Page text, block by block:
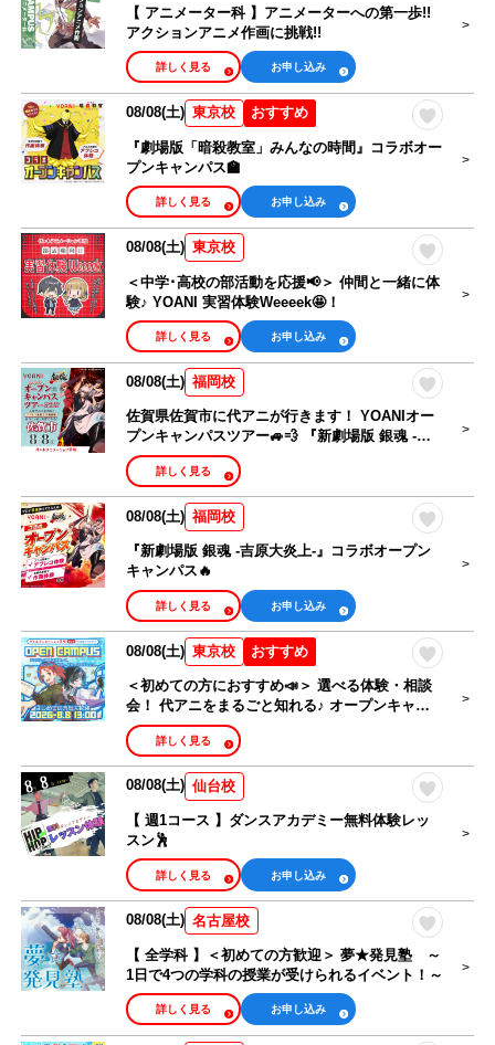
【 アニメーター科 】アニメーターへの第一歩!!
アクションアニメ作画に挑戦!!
お申し込み
詳しく見る
おすすめ
08/08(土) 東京校
『劇場版「暗殺教室」みんなの時間』コラボオー
プンキャンパス🏫
お申し込み
詳しく見る
08/08(土) 東京校
＜中学･高校の部活動を応援📢＞ 仲間と一緒に体
験♪ YOANI 実習体験Weeeek🤩！
お申し込み
詳しく見る
08/08(土) 福岡校
佐賀県佐賀市に代アニが行きます！ YOANIオー
プンキャンパスツアー🚙💨 『新劇場版 銀魂 -吉
原大炎上-』コラボオープンキャンパス
詳しく見る
08/08(土) 福岡校
『新劇場版 銀魂 -吉原大炎上-』コラボオープン
キャンパス🔥
お申し込み
詳しく見る
おすすめ
08/08(土) 東京校
＜初めての方におすすめ📣＞ 選べる体験・相談
会！ 代アニをまるごと知れる♪ オープンキャン
パス🎉
詳しく見る
08/08(土) 仙台校
【 週1コース 】ダンスアカデミー無料体験レッ
スン🕺
お申し込み
詳しく見る
08/08(土) 名古屋校
【 全学科 】＜初めての方歓迎＞ 夢★発見塾 ～
1日で4つの学科の授業が受けられるイベント！～
お申し込み
詳しく見る